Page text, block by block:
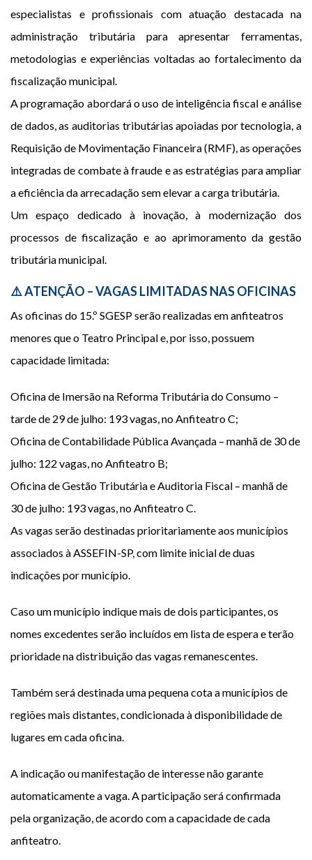
especialistas e profissionais com atuação destacada na
administração tributária para apresentar ferramentas,
metodologias e experiências voltadas ao fortalecimento da
fiscalização municipal.
A programação abordará o uso de inteligência fiscal e análise
de dados, as auditorias tributárias apoiadas por tecnologia, a
Requisição de Movimentação Financeira (RMF), as operações
integradas de combate à fraude e as estratégias para ampliar
a eficiência da arrecadação sem elevar a carga tributária.
Um espaço dedicado à inovação, à modernização dos
processos de fiscalização e ao aprimoramento da gestão
tributária municipal.
⚠️ ATENÇÃO – VAGAS LIMITADAS NAS OFICINAS
As oficinas do 15.º SGESP serão realizadas em anfiteatros
menores que o Teatro Principal e, por isso, possuem
capacidade limitada:
Oficina de Imersão na Reforma Tributária do Consumo –
tarde de 29 de julho: 193 vagas, no Anfiteatro C;
Oficina de Contabilidade Pública Avançada – manhã de 30 de
julho: 122 vagas, no Anfiteatro B;
Oficina de Gestão Tributária e Auditoria Fiscal – manhã de
30 de julho: 193 vagas, no Anfiteatro C.
As vagas serão destinadas prioritariamente aos municípios
associados à ASSEFIN-SP, com limite inicial de duas
indicações por município.
Caso um município indique mais de dois participantes, os
nomes excedentes serão incluídos em lista de espera e terão
prioridade na distribuição das vagas remanescentes.
Também será destinada uma pequena cota a municípios de
regiões mais distantes, condicionada à disponibilidade de
lugares em cada oficina.
A indicação ou manifestação de interesse não garante
automaticamente a vaga. A participação será confirmada
pela organização, de acordo com a capacidade de cada
anfiteatro.